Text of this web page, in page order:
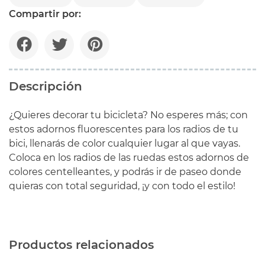
Compartir por:
Descripción
¿Quieres decorar tu bicicleta? No esperes más; con
estos adornos fluorescentes para los radios de tu
bici, llenarás de color cualquier lugar al que vayas.
Coloca en los radios de las ruedas estos adornos de
colores centelleantes, y podrás ir de paseo donde
quieras con total seguridad, ¡y con todo el estilo!
Productos relacionados